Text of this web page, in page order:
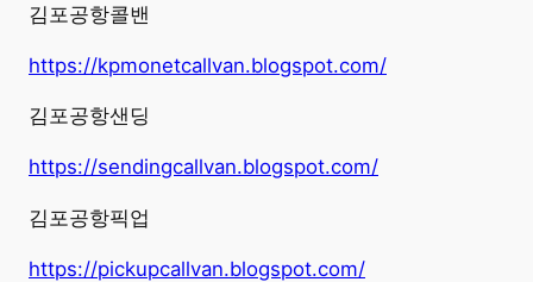
김포공항콜밴
https://kpmonetcallvan.blogspot.com/
김포공항샌딩
https://sendingcallvan.blogspot.com/
김포공항픽업
https://pickupcallvan.blogspot.com/